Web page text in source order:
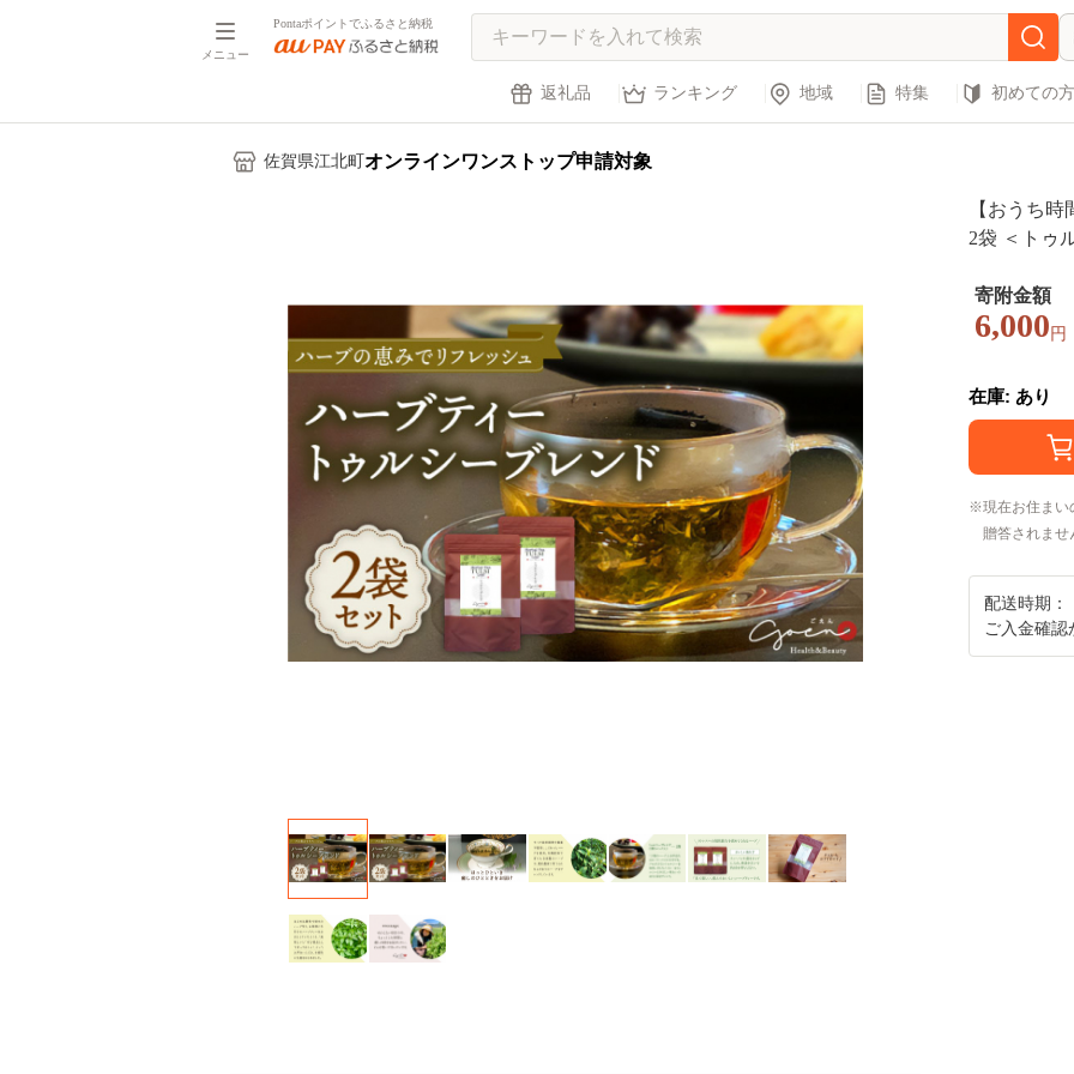
メニュー
Pontaポイントでふるさと納税
返礼品 ランキング 地域 特集 初めての方
佐賀県江北町 オンラインワンストップ申請対象
【おうち
2袋 ＜トゥ
寄附金額
6,000 円
在庫: あり
現在お住まい
贈答されませ
配送時期：
ご入金確認